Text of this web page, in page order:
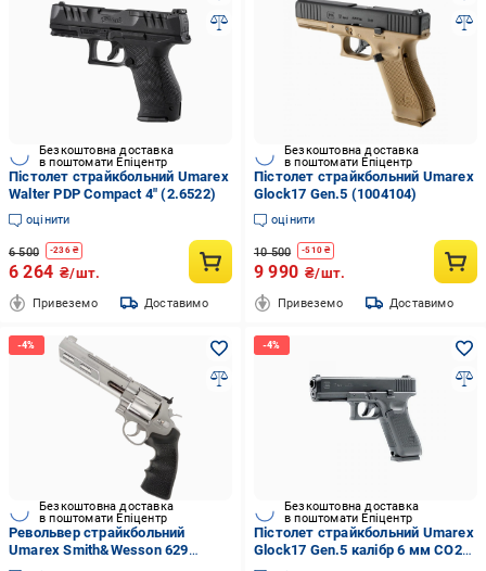
Безкоштовна доставка
в поштомати Епіцентр
Пістолет страйкбольний Umarex
Walter PDP Compact 4" (2.6522)
оцінити
6 500 -236₴
6 264 ₴/шт.
Привеземо Доставимо
Безкоштовна доставка
в поштомати Епіцентр
Пістолет страйкбольний Umarex
Glock17 Gen.5 (1004104)
оцінити
10 500 -510₴
9 990 ₴/шт.
Привеземо Доставимо
Безкоштовна доставка
в поштомати Епіцентр
Револьвер страйкбольний
Umarex Smith&Wesson 629
Competitor 6" (1004135)
Безкоштовна доставка
в поштомати Епіцентр
Пістолет страйкбольний Umarex
Glock17 Gen.5 калібр 6 мм CO2
Blowback (1003677)